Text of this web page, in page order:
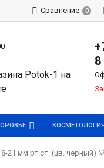
Сравнение 0
8
21 мм рт.ст. (цв. черный)